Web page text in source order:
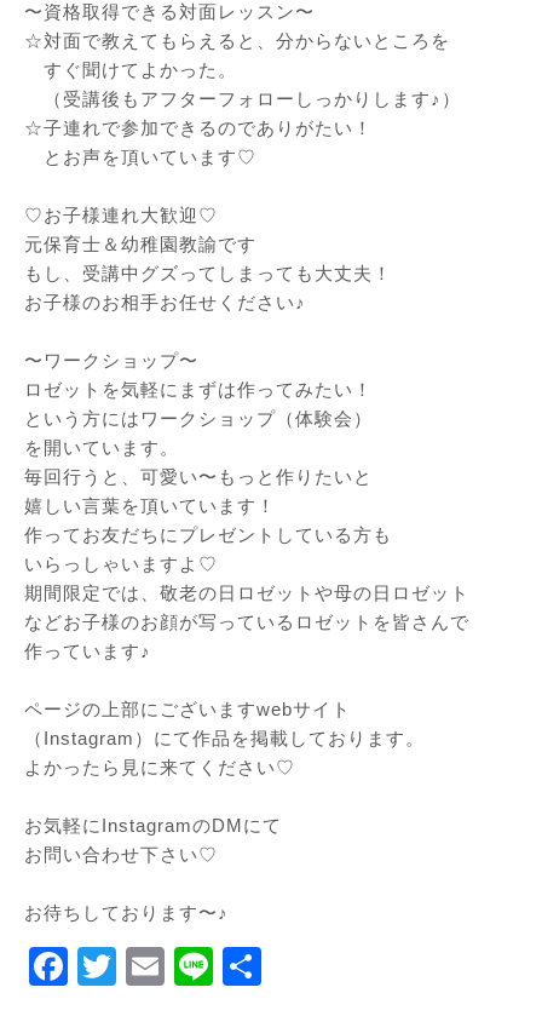
〜資格取得できる対面レッスン〜
☆対面で教えてもらえると、分からないところを
すぐ聞けてよかった。
（受講後もアフターフォローしっかりします♪）
☆子連れで参加できるのでありがたい！
とお声を頂いています♡
♡お子様連れ大歓迎♡
元保育士＆幼稚園教諭です
もし、受講中グズってしまっても大丈夫！
お子様のお相手お任せください♪
〜ワークショップ〜
ロゼットを気軽にまずは作ってみたい！
という方にはワークショップ（体験会）
を開いています。
毎回行うと、可愛い〜もっと作りたいと
嬉しい言葉を頂いています！
作ってお友だちにプレゼントしている方も
いらっしゃいますよ♡
期間限定では、敬老の日ロゼットや母の日ロゼット
などお子様のお顔が写っているロゼットを皆さんで
作っています♪
ページの上部にございますwebサイト
（Instagram）にて作品を掲載しております。
よかったら見に来てください♡
お気軽にInstagramのDMにて
お問い合わせ下さい♡
お待ちしております〜♪
Facebook
Twitter
EmailLine